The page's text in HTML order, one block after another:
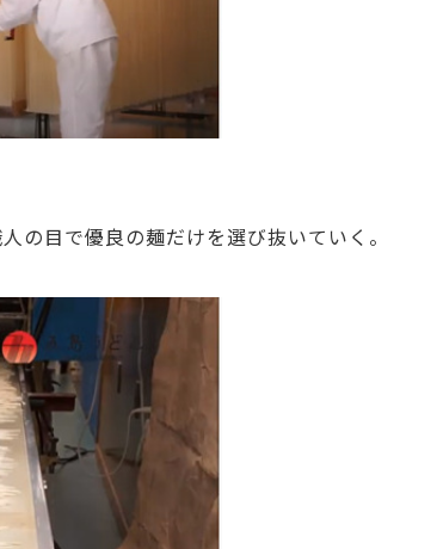
目で優良の麺だけを選び抜いていく。